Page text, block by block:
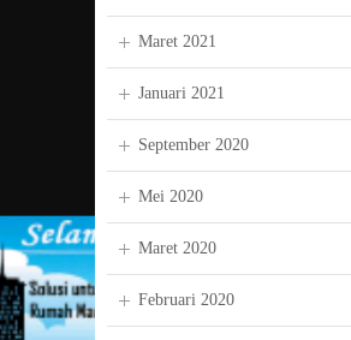
Maret 2021
Januari 2021
September 2020
Mei 2020
Maret 2020
Februari 2020